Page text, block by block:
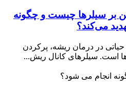
بر سیلرها چیست و چگونه
می‌کند؟
در درمان ریشه، پرکردن
است. سیلرهای کانال ریش...